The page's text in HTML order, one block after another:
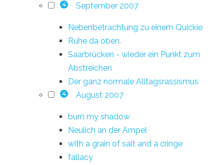
4 September 2007
Nebenbetrachtung zu einem Quickie
Ruhe da oben.
Saarbrücken - wieder ein Punkt zum
Abstreichen
Der ganz normale Alltagsrassismus
4 August 2007
burn my shadow
Neulich an der Ampel
with a grain of salt and a cringe
fallacy